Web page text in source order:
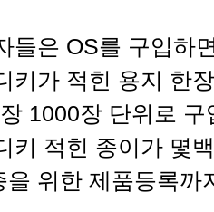
들은 OS를 구입하
키가 적힌 용지 한
1000장 단위로
키 적힌 종이가 몇
을 위한 제품등록